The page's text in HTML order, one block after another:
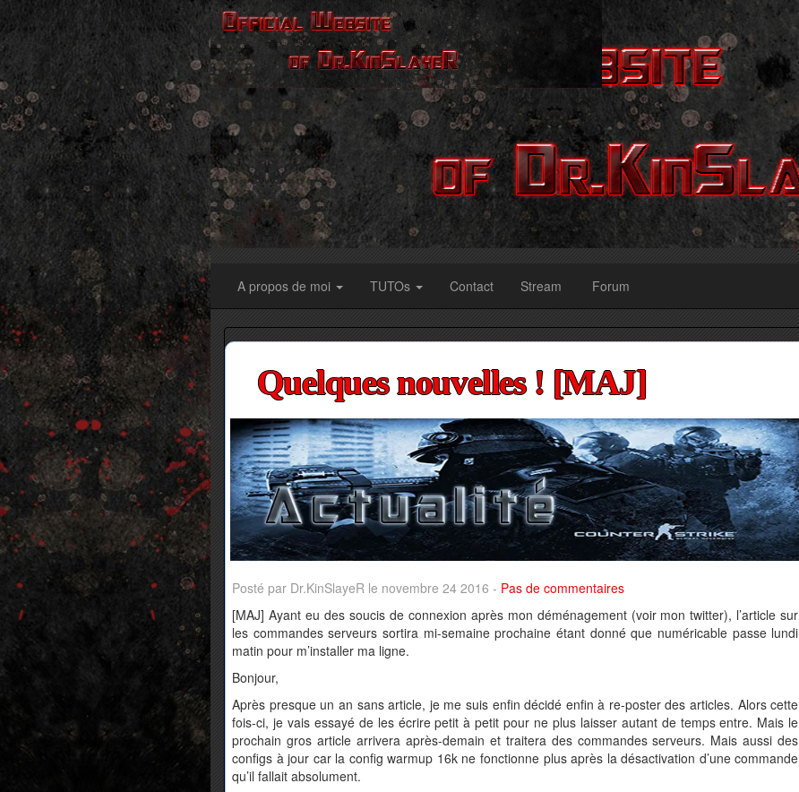
A propos de moi TUTOs Contact Stream Forum
Quelques nouvelles ! [MAJ]
Posté par Dr.KinSlayeR le novembre 24 2016 - Pas de commentaires
[MAJ] Ayant eu des soucis de connexion après mon déménagement (voir mon twitter), l’article sur
les commandes serveurs sortira mi-semaine prochaine étant donné que numéricable passe lundi
matin pour m’installer ma ligne.
Bonjour,
Après presque un an sans article, je me suis enfin décidé enfin à re-poster des articles. Alors cette
fois-ci, je vais essayé de les écrire petit à petit pour ne plus laisser autant de temps entre. Mais le
prochain gros article arrivera après-demain et traitera des commandes serveurs. Mais aussi des
configs à jour car la config warmup 16k ne fonctionne plus après la désactivation d’une commande
qu’il fallait absolument.